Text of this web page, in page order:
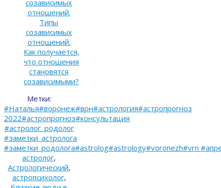
созависимых
отношений.
Типы
созависимых
отношений.
Как получается,
что отношения
становятся
созависимыми?
Метки:
#Наталья#воронеж#врн#астрология#астропрогноз
2022#астропрогноз#консультация
#астролог_родолог
#заметки_астролога
#заметки_родолога#astrolog#astrology#voronezh#vrn
астролог,
Астрологический,
астропсихолог,